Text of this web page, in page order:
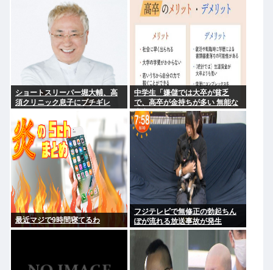
森昌子さんの孫 に使う」
ショートスリーパー堀大輔、高
須クリニック息子にブチギレ
中学生「嫌儲では大卒が貧乏
で、高卒が金持ちが多い 無能な
大卒の集まりw」エックスで一万
いいね
最近マジで9時間寝てるわ
フジテレビで無修正の勃起ちん
ぽが流れる放送事故が発生